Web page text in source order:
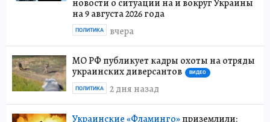
новости о ситуации на и вокруг Украины
на 9 августа 2026 года
вчера
ПОЛИТИКА
МО РФ публикует кадры охоты на отряды
украинских диверсантов
ВИДЕО
2 дня назад
ПОЛИТИКА
Украинские «Фламинго»приземлили: